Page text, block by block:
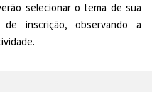
selecionar o tema de sua
inscrição, observando a